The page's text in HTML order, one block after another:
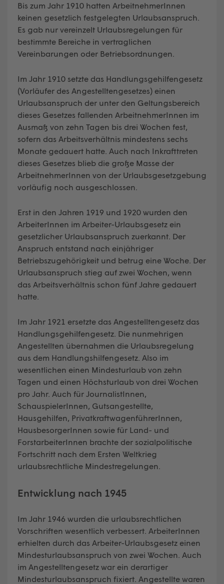
Bis zum Jahr 1910 hatten ArbeitnehmerInnen
keinen gesetzlich festgelegten Urlaubsanspruch.
Es gab nur vereinzelt Urlaubsregelungen für
bestimmte Bereiche in vertraglichen
Vereinbarungen oder Betriebsordnungen.
Im Jahr 1910 setzte das Handlungsgehilfengesetz
(Vorläufer des Angestelltengesetzes) einen
Urlaubsanspruch der unter den Geltungsbereich
dieses Gesetzes fallenden ArbeitnehmerInnen im
Ausmaß von zehn Tagen bis drei Wochen fest,
sofern das Arbeitsverhältnis mindestens sechs
Monate gedauert hatte. Auch nach Inkrafttreten
dieses Gesetzes blieb die große Masse der
ArbeitnehmerInnen von der Urlaubsgesetzgebung
vorläufig noch ausgeschlossen.
Erst in den Jahren 1919 und 1920 wurden den
ArbeiterInnen im Arbeiter-Urlaubsgesetz ein
gesetzlicher Urlaubsanspruch zuerkannt. Der
Anspruch entstand nach einjähriger
Betriebszugehörigkeit und betrug eine Woche. Der
Urlaubsanspruch stieg auf zwei Wochen, wenn
das Arbeitsverhältnis schon fünf Jahre gedauert
hatte.
Im Jahr 1921 ersetzte das Angestelltengesetz das
Handlungsgehilfengesetz. Die nunmehrigen
Angestellten übernahmen die Urlaubsregelung
aus dem Handlungshilfengesetz. Also im
wesentlichen einen Mindesturlaub von zehn
Tagen und einen Höchsturlaub von drei Wochen
pro Jahr. Auch für JournalistInnen,
SchauspielerInnen, Gutsangestellte,
Hausgehilfen, PrivatkraftwagenführerInnen,
HausbesorgerInnen sowie für Land- und
ForstarbeiterInnen brachte der sozialpolitische
Fortschritt nach dem Ersten Weltkrieg
urlaubsrechtliche Mindestregelungen.
Entwicklung nach 1945
Im Jahr 1946 wurden die urlaubsrechtlichen
Vorschriften wesentlich verbessert. ArbeiterInnen
erhielten durch das Arbeiter-Urlaubsgesetz einen
Mindesturlaubsanspruch von zwei Wochen. Auch
im Angestelltengesetz war ein derartiger
Mindesturlaubsanspruch fixiert. Angestellte waren